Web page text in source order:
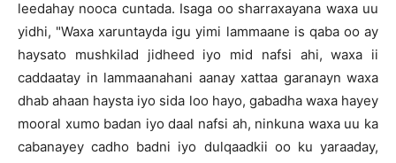
leedahay nooca cuntada. Isaga oo sharraxayana waxa uu
yidhi, "Waxa xaruntayda igu yimi lammaane is qaba oo ay
haysato mushkilad jidheed iyo mid nafsi ahi, waxa ii
caddaatay in lammaanahani aanay xattaa garanayn waxa
dhab ahaan haysta iyo sida loo hayo, gabadha waxa hayey
mooral xumo badan iyo daal nafsi ah, ninkuna waxa uu ka
cabanayey cadho badni iyo dulqaadkii oo ku yaraaday,